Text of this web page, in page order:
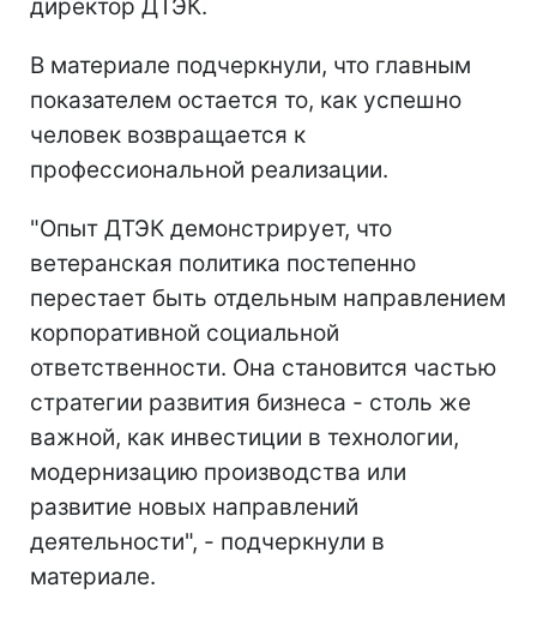
директор ДТЭК.
В материале подчеркнули, что главным
показателем остается то, как успешно
человек возвращается к
профессиональной реализации.
"Опыт ДТЭК демонстрирует, что
ветеранская политика постепенно
перестает быть отдельным направлением
корпоративной социальной
ответственности. Она становится частью
стратегии развития бизнеса - столь же
важной, как инвестиции в технологии,
модернизацию производства или
развитие новых направлений
деятельности", - подчеркнули в
материале.